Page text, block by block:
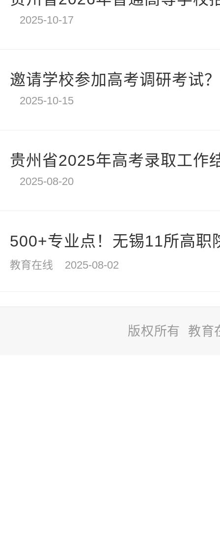
2025-10-17
邀请学校参加高考调研考试
2025-10-15
贵州省2025年高考录取工作
2025-08-20
500+专业点！无锡11所高职
教育在线 2025-08-02
版权所有 教育